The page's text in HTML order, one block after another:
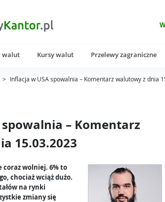
walut Kursy walut Przelewy zagraniczne
> Inflacja w USA spowalnia – Komentarz walutowy z dnia
– Komentarz
15.03.2023
coraz wolniej. 6% to
chociaż wciąż dużo.
na rynki
zmiany się